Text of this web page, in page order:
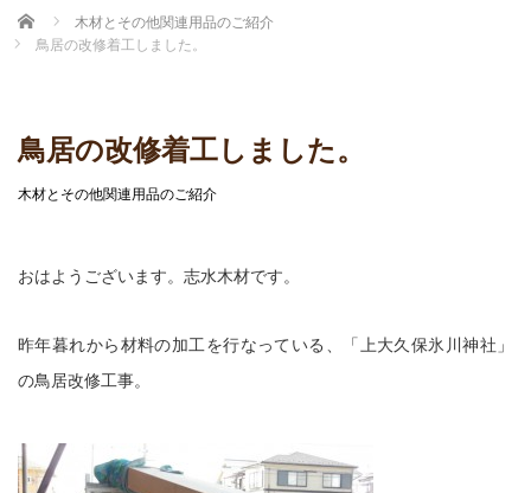
Home
木材とその他関連用品のご紹介
鳥居の改修着工しました。
鳥居の改修着工しました。
木材とその他関連用品のご紹介
おはようございます。志水木材です。
昨年暮れから材料の加工を行なっている、「上大久保氷川神社」
の鳥居改修工事。